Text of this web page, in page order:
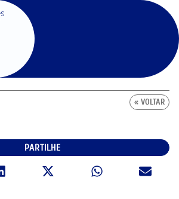
« VOLTAR
PARTILHE